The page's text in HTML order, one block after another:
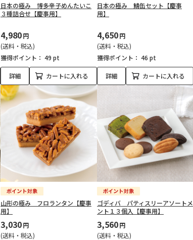
日本の極み 博多辛子めんたいこ
３種詰合せ【慶事用】
4,980円
(送料・税込)
獲得ポイント： 49 pt
詳細 カートに入れる
日本の極み 鯖缶セット【慶事
用】
4,650円
(送料・税込)
獲得ポイント： 46 pt
詳細 カートに入れる
山形の極み フロランタン【慶事
用】
3,030円
(送料・税込)
ゴディバ パティスリーアソートメ
ント１３個入【慶事用】
3,560円
(送料・税込)